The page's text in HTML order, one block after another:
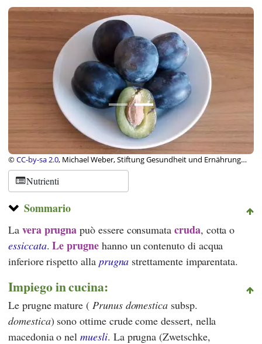
©CC-by-sa 2.0, Michael Weber, Stiftung Gesundheit und Ernährung
Schweiz
Nutrienti
Sommario
La vera prugna può essere consumatacruda, cotta o
essiccata.Le prugnehanno un contenuto di acqua
inferiore rispetto alla prugna strettamente imparentata.
Impiego in cucina:
Le prugne mature ( Prunus domestica subsp.
domestica) sono ottime crude come dessert, nella
macedonia o nelmuesli. La prugna (Zwetschke,